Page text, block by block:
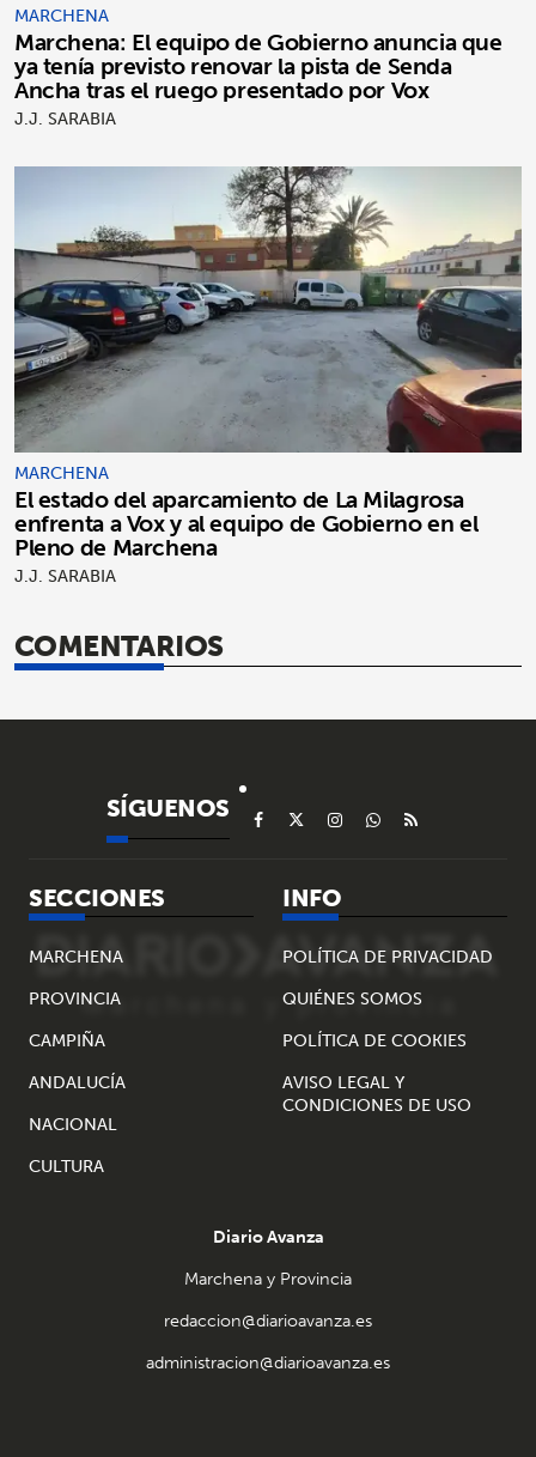
MARCHENA
Marchena: El equipo de Gobierno anuncia que
ya tenía previsto renovar la pista de Senda
Ancha tras el ruego presentado por Vox
J.J. SARABIA
MARCHENA
El estado del aparcamiento de La Milagrosa
enfrenta a Vox y al equipo de Gobierno en el
Pleno de Marchena
J.J. SARABIA
COMENTARIOS
SÍGUENOS
SECCIONES
MARCHENA
PROVINCIA
CAMPIÑA
ANDALUCÍA
NACIONAL
CULTURA
INFO
POLÍTICA DE PRIVACIDAD
QUIÉNES SOMOS
POLÍTICA DE COOKIES
AVISO LEGAL Y
CONDICIONES DE USO
Diario Avanza
Marchena y Provincia
redaccion@diarioavanza.es
administracion@diarioavanza.es